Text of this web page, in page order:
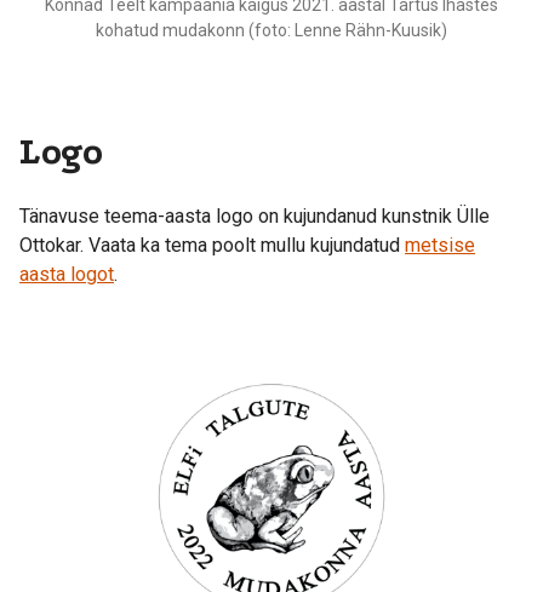
Konnad Teelt kampaania käigus 2021. aastal Tartus Ihastes
kohatud mudakonn (foto: Lenne Rähn-Kuusik)
Logo
Tänavuse teema-aasta logo on kujundanud kunstnik Ülle
Ottokar. Vaata ka tema poolt mullu kujundatud metsise
aasta logot.